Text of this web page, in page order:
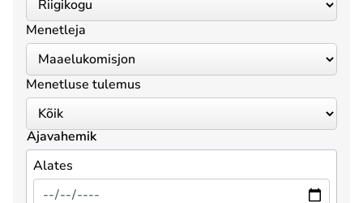
Menetleja
Menetluse tulemus
Ajavahemik
Alates